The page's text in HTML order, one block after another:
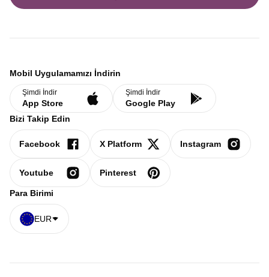
Mobil Uygulamamızı İndirin
Şimdi İndir
App Store
Şimdi İndir
Google Play
Bizi Takip Edin
Facebook X Platform Instagram
Youtube Pinterest
Para Birimi
EUR